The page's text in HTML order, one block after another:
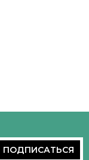
ПОДПИСАТЬСЯ